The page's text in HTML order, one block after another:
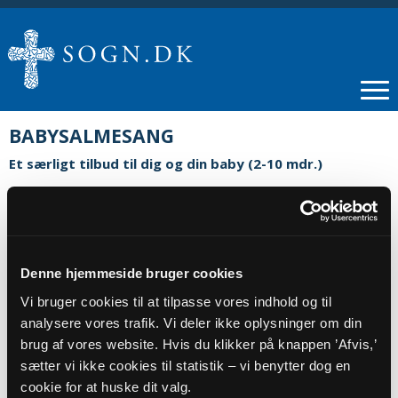
Denne hjemmeside bruger cookies
Vi bruger cookies til at tilpasse vores indhold og til
analysere vores trafik. Vi deler ikke oplysninger om din
brug af vores website. Hvis du klikker på knappen ’Afvis,’
sætter vi ikke cookies til statistik – vi benytter dog en
cookie for at huske dit valg.
BABYSALMESANG
Et særligt tilbud til dig og din baby (2-10 mdr.)
Du udvikler dit barns musikalske og sociale evner
Vi slutter af med kaffe, snak og hygge
Vi mødes tirsdage i Brande Kirke fra kl 9.30 - 11.00
Tilbudet er gratis
Vi starter op med et nyt hold igen til august.Nærmere
info efter sommerferien.